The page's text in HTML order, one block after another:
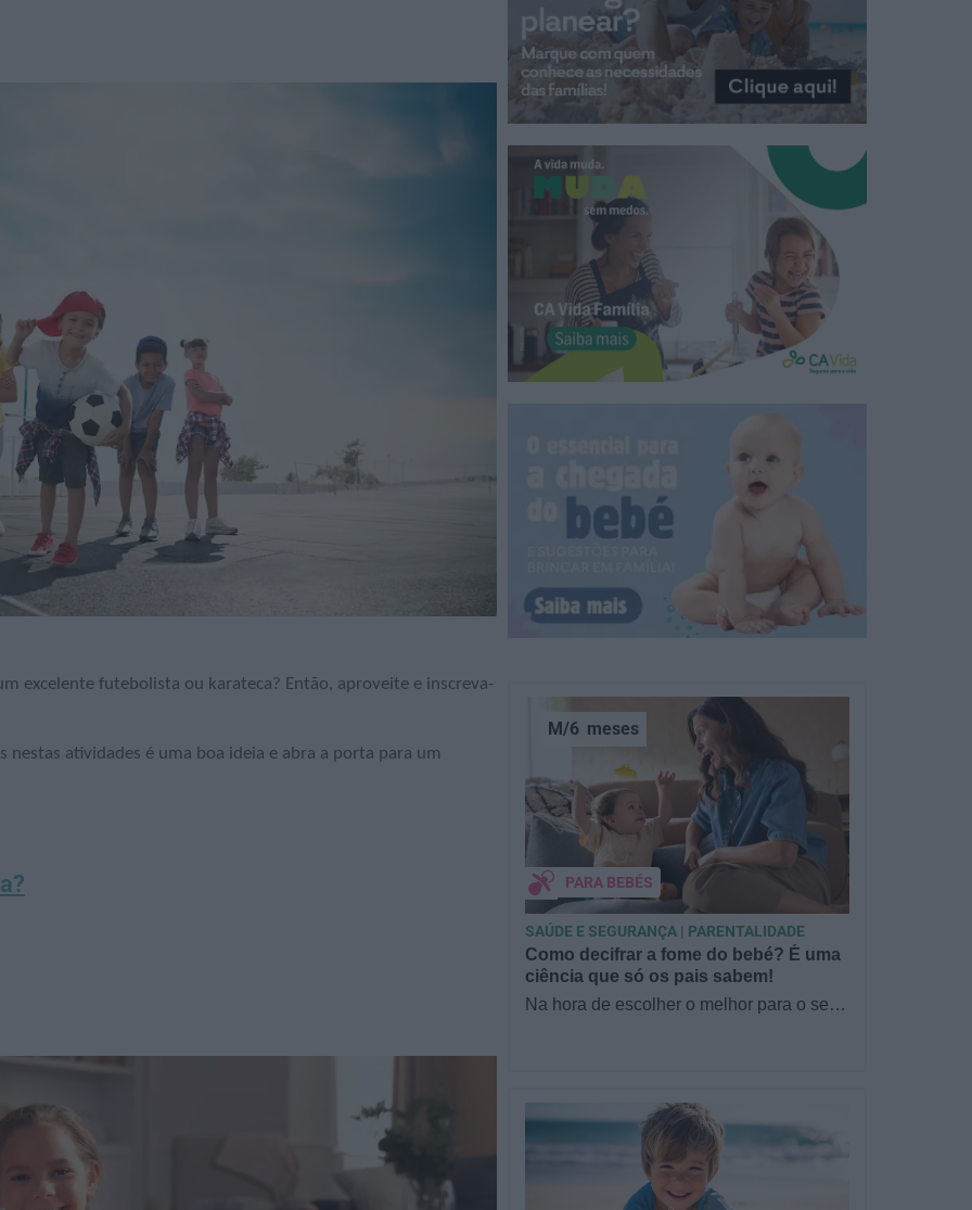
excelente futebolista ou karateca? Então, aproveite e inscreva-
nestas atividades é uma boa ideia e abra a porta para um
Como decifrar a fome do bebé? É uma
ciência que só os pais sabem!
Na hora de escolher o melhor para o seu
M/6 meses
PARA BEBÉS
SAÚDE E SEGURANÇA | PARENTALIDADE